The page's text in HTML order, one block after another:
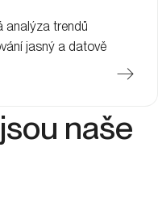
analýza trendů
jasný a datově
jsou naše